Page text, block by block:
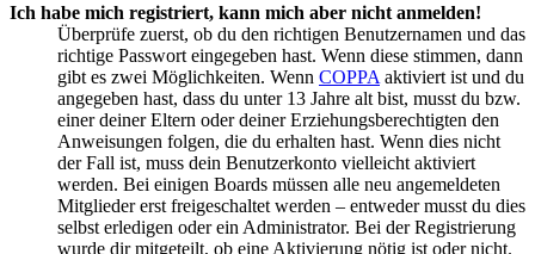
Ich habe mich registriert, kann mich aber nicht anmelden!
Überprüfe zuerst, ob du den richtigen Benutzernamen und das
richtige Passwort eingegeben hast. Wenn diese stimmen, dann
gibt es zwei Möglichkeiten. Wenn COPPA aktiviert ist und du
angegeben hast, dass du unter 13 Jahre alt bist, musst du bzw.
einer deiner Eltern oder deiner Erziehungsberechtigten den
Anweisungen folgen, die du erhalten hast. Wenn dies nicht
der Fall ist, muss dein Benutzerkonto vielleicht aktiviert
werden. Bei einigen Boards müssen alle neu angemeldeten
Mitglieder erst freigeschaltet werden – entweder musst du dies
selbst erledigen oder ein Administrator. Bei der Registrierung
wurde dir mitgeteilt, ob eine Aktivierung nötig ist oder nicht.